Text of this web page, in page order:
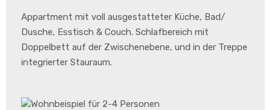
Appartment mit voll ausgestatteter Küche, Bad/
Dusche, Esstisch & Couch. Schlafbereich mit
Doppelbett auf der Zwischenebene, und in der Treppe
integrierter Stauraum.